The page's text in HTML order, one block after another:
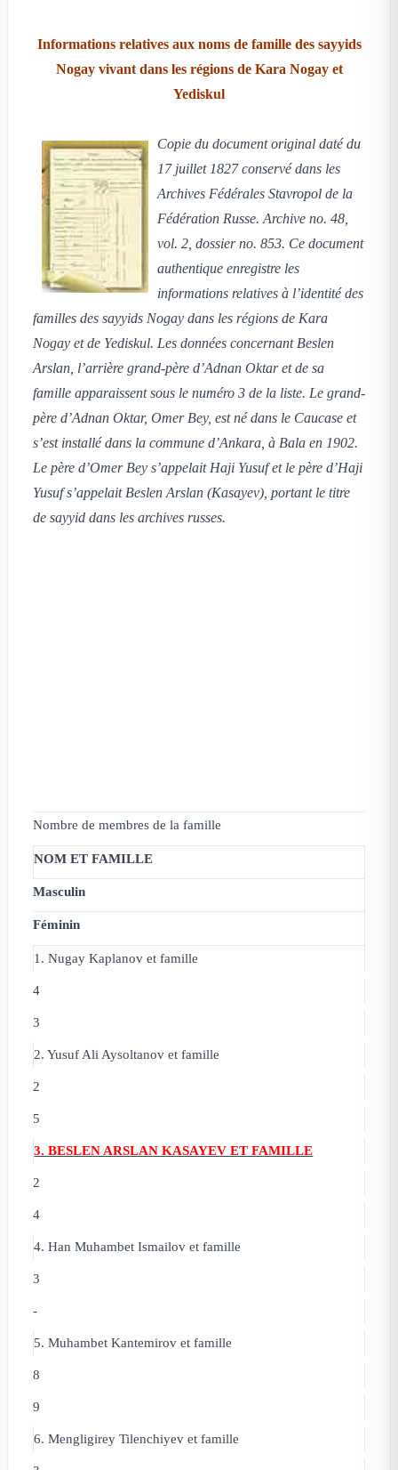
Informations relatives aux noms de famille des sayyids
Nogay vivant dans les régions de Kara Nogay et
Yediskul
Copie du document original daté du
17 juillet 1827 conservé dans les
Archives Fédérales Stavropol de la
Fédération Russe. Archive no. 48,
vol. 2, dossier no. 853. Ce document
authentique enregistre les
informations relatives à l’identité des
familles des sayyids Nogay dans les régions de Kara
Nogay et de Yediskul. Les données concernant Beslen
Arslan, l’arrière grand-père d’Adnan Oktar et de sa
famille apparaissent sous le numéro 3 de la liste. Le grand-
père d’Adnan Oktar, Omer Bey, est né dans le Caucase et
s’est installé dans la commune d’Ankara, à Bala en 1902.
Le père d’Omer Bey s’appelait Haji Yusuf et le père d’Haji
Yusuf s’appelait Beslen Arslan (Kasayev), portant le titre
de sayyid dans les archives russes.
Nombre de membres de la famille
NOM ET FAMILLE
Masculin
Féminin
1. Nugay Kaplanov et famille
4
3
2. Yusuf Ali Aysoltanovet famille
2
5
3. BESLEN ARSLAN KASAYEV ET FAMILLE
2
4
4. Han Muhambet Ismailovet famille
3
-
5. Muhambet Kantemirovet famille
8
9
6. Mengligirey Tilenchiyevet famille